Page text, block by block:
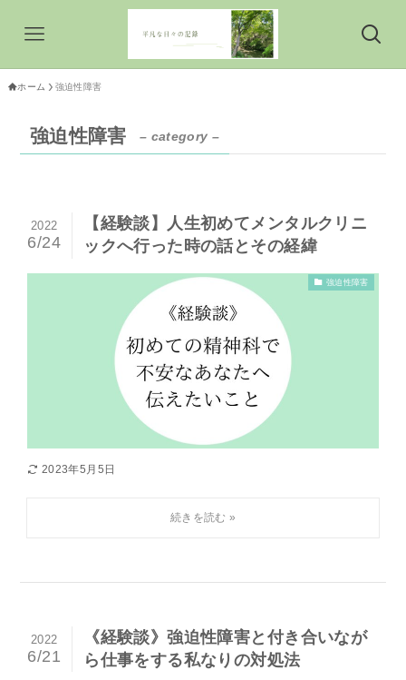
ホーム 強迫性障害
強迫性障害 – category –
【経験談】人生初めてメンタルクリニ
ックへ行った時の話とその経緯
2022
6/24
強迫性障害
2023年5月5日
《経験談》強迫性障害と付き合いなが
ら仕事をする私なりの対処法
2022
6/21